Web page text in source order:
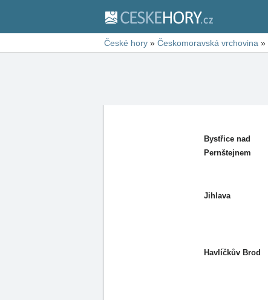
České hory » Českomoravská vrchovina »
Bystřice nad
Pernštejnem
Jihlava
Havlíčkův Brod